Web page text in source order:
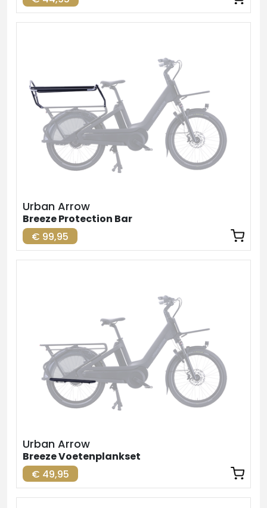
Urban Arrow
Breeze Protection Bar
€ 99,95
Urban Arrow
Breeze Voetenplankset
€ 49,95